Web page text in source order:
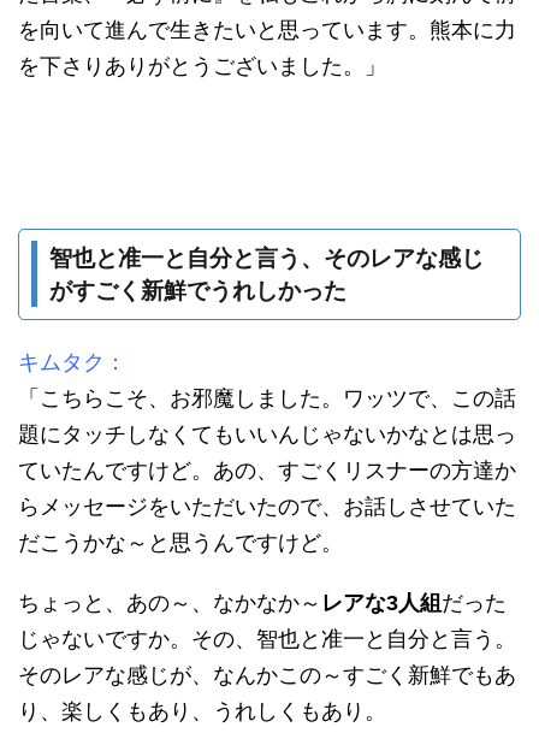
を向いて進んで生きたいと思っています。熊本に力
を下さりありがとうございました。」
智也と准一と自分と言う、そのレアな感じ
がすごく新鮮でうれしかった
キムタク：
「こちらこそ、お邪魔しました。ワッツで、この話
題にタッチしなくてもいいんじゃないかなとは思っ
ていたんですけど。あの、すごくリスナーの方達か
らメッセージをいただいたので、お話しさせていた
だこうかな～と思うんですけど。
ちょっと、あの～、なかなか～ レアな3人組 だった
じゃないですか。その、智也と准一と自分と言う。
そのレアな感じが、なんかこの～すごく新鮮でもあ
り、楽しくもあり、うれしくもあり。